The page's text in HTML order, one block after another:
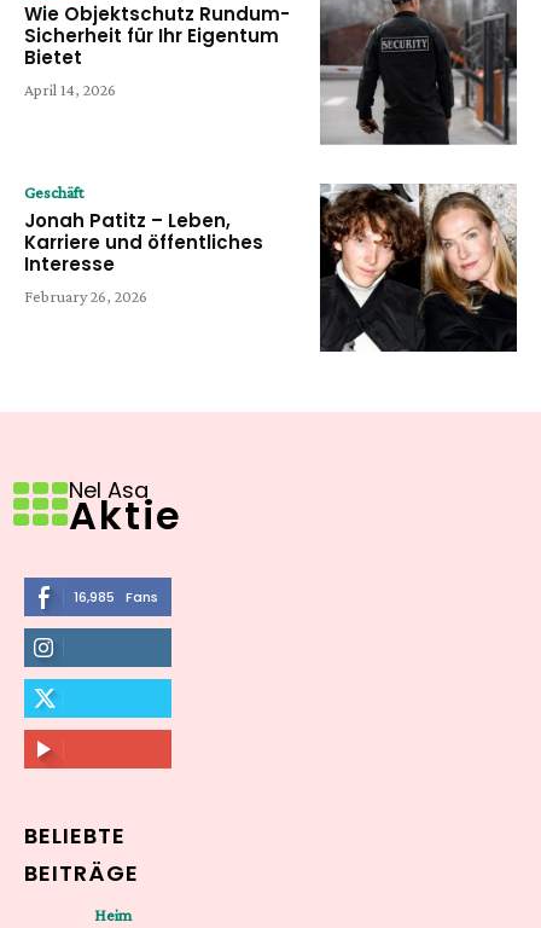
Wie Objektschutz Rundum-
Sicherheit für Ihr Eigentum
Bietet
April 14, 2026
Geschäft
Jonah Patitz – Leben,
Karriere und öffentliches
Interesse
February 26, 2026
Nel Asa
Aktie
16,985 Fans
564,865 Followers
FOLLOW
2,458 Followers
FOLLOW
61,453 Subscribers
BELIEBTE
BEITRÄGE
Heim